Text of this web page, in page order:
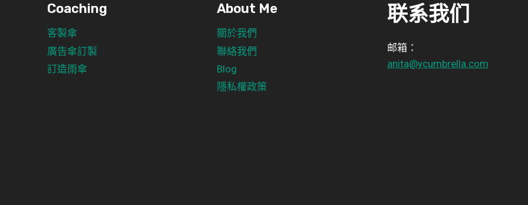
Coaching
客製傘
廣告傘訂製
訂造雨傘
About Me
關於我們
聯絡我們
Blog
隱私權政策
联系我们
邮箱：
anita@ycumbrella.com